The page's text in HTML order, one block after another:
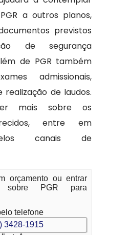
a outros planos,
previstos
de segurança
de PGR também
admissionais,
realização de laudos.
mais sobre os
entre em
canais de
orçamento ou entrar
sobre PGR para
telefone
3428-1915